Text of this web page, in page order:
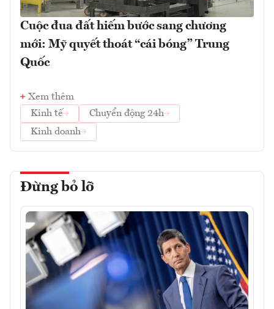
Cuộc đua đất hiếm bước sang chương
mới: Mỹ quyết thoát “cái bóng” Trung
Quốc
Xem thêm
Kinh tế
Chuyển động 24h
Kinh doanh
Đừng bỏ lỡ